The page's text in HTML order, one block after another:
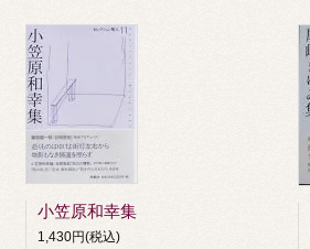
小笠原和幸集
1,430円(税込)